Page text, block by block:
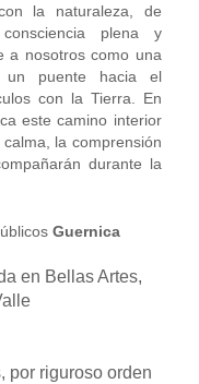
la naturaleza, de
plena y
a nosotros como una
un puente hacia el
con la Tierra. En
este camino interior
la comprensión
durante la
Guernica
en Bellas Artes,
por riguroso orden